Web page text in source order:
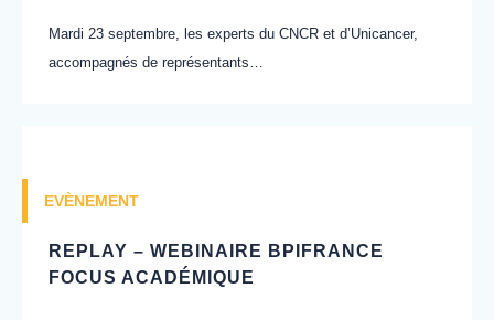
Mardi 23 septembre, les experts du CNCR et d’Unicancer,
accompagnés de représentants…
EVÈNEMENT
REPLAY – WEBINAIRE BPIFRANCE
FOCUS ACADÉMIQUE